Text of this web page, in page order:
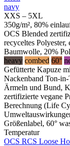
navy
XXS – 5XL
350g/m², 80%
OCS Blended
recyceltes
Baumwolle, 20%
heavy combed 60°
Gefütterte Kapuze
Nackenband Ton-
Ärmeln und Bund,
zertifizierte vegane
Berechnung (Life
Größenlabel, 60°
Temperatur
OCS RCS Loose